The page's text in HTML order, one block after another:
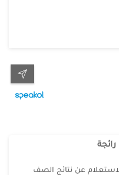
عن نتائج الصف